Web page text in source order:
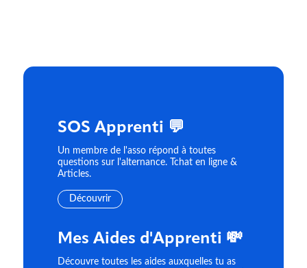
SOS Apprenti 💬
Un membre de l'asso répond à toutes
questions sur l'alternance. Tchat en ligne &
Articles.
Découvrir
Mes Aides d'Apprenti 💸
Découvre toutes les aides auxquelles tu as